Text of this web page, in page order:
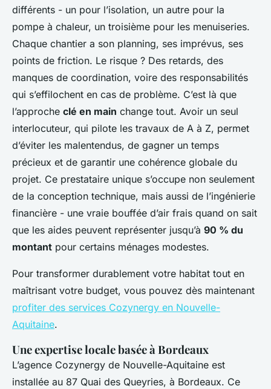
différents - un pour l’isolation, un autre pour la
pompe à chaleur, un troisième pour les menuiseries.
Chaque chantier a son planning, ses imprévus, ses
points de friction. Le risque ? Des retards, des
manques de coordination, voire des responsabilités
qui s’effilochent en cas de problème. C’est là que
l’approche clé en main change tout. Avoir un seul
interlocuteur, qui pilote les travaux de A à Z, permet
d’éviter les malentendus, de gagner un temps
précieux et de garantir une cohérence globale du
projet. Ce prestataire unique s’occupe non seulement
de la conception technique, mais aussi de l’ingénierie
financière - une vraie bouffée d’air frais quand on sait
que les aides peuvent représenter jusqu’à 90 % du
montant pour certains ménages modestes.
Pour transformer durablement votre habitat tout en
maîtrisant votre budget, vous pouvez dès maintenant
profiter des services Cozynergy en Nouvelle-
Aquitaine.
Une expertise locale basée à Bordeaux
L’agence Cozynergy de Nouvelle-Aquitaine est
installée au 87 Quai des Queyries, à Bordeaux. Ce